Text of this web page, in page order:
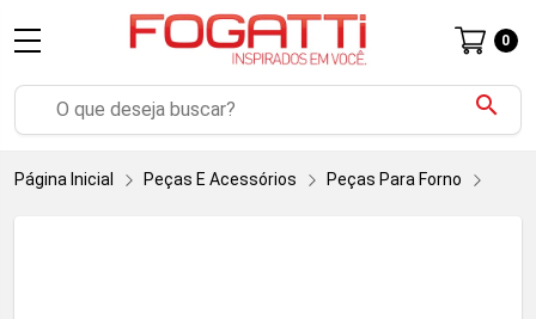
search
0
Página Inicial Peças E Acessórios Peças Para Forno